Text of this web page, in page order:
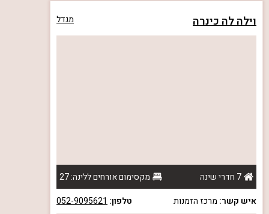
וילה לה כינרה מגדל
7 חדרי שינה
מקסימום אורחים ללינה: 27
איש קשר: מרכז הזמנות טלפון: 052-9095621